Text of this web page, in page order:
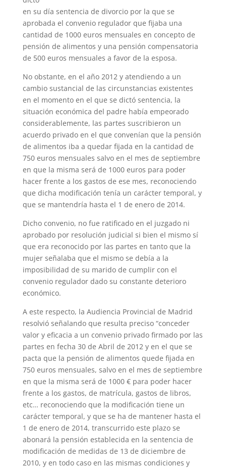
en su día sentencia de divorcio por la que se
aprobada el convenio regulador que fijaba una
cantidad de 1000 euros mensuales en concepto de
pensión de alimentos y una pensión compensatoria
de 500 euros mensuales a favor de la esposa.
No obstante, en el año 2012 y atendiendo a un
cambio sustancial de las circunstancias existentes
en el momento en el que se dictó sentencia, la
situación económica del padre había empeorado
considerablemente, las partes suscribieron un
acuerdo privado en el que convenían que la pensión
de alimentos iba a quedar fijada en la cantidad de
750 euros mensuales salvo en el mes de septiembre
en que la misma será de 1000 euros para poder
hacer frente a los gastos de ese mes, reconociendo
que dicha modificación tenía un carácter temporal, y
que se mantendría hasta el 1 de enero de 2014.
Dicho convenio, no fue ratificado en el juzgado ni
aprobado por resolución judicial si bien el mismo sí
que era reconocido por las partes en tanto que la
mujer señalaba que el mismo se debía a la
imposibilidad de su marido de cumplir con el
convenio regulador dado su constante deterioro
económico.
A este respecto, la Audiencia Provincial de Madrid
resolvió señalando que resulta preciso “conceder
valor y eficacia a un convenio privado firmado por las
partes en fecha 30 de Abril de 2012 y en el que se
pacta que la pensión de alimentos quede fijada en
750 euros mensuales, salvo en el mes de septiembre
en que la misma será de 1000 € para poder hacer
frente a los gastos, de matrícula, gastos de libros,
etc… reconociendo que la modificación tiene un
carácter temporal, y que se ha de mantener hasta el
1 de enero de 2014, transcurrido este plazo se
abonará la pensión establecida en la sentencia de
modificación de medidas de 13 de diciembre de
2010, y en todo caso en las mismas condiciones y